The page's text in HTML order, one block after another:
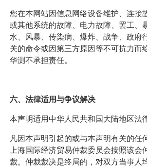
您在本网站因信息网络设备维护、连接
或其他系统的故障、电力故障、罢工、
水、风暴、传染病、爆炸、战争、政府
关的命令或因第三方原因等不可抗力而
华测不承担责任。
六、法律适用与争议解决
本声明适用中华人民共和国大陆地区法律
凡因本声明引起的或与本声明有关的任
上海国际经济贸易仲裁委员会按照该会
裁。仲裁裁决是终局的，对双方当事人